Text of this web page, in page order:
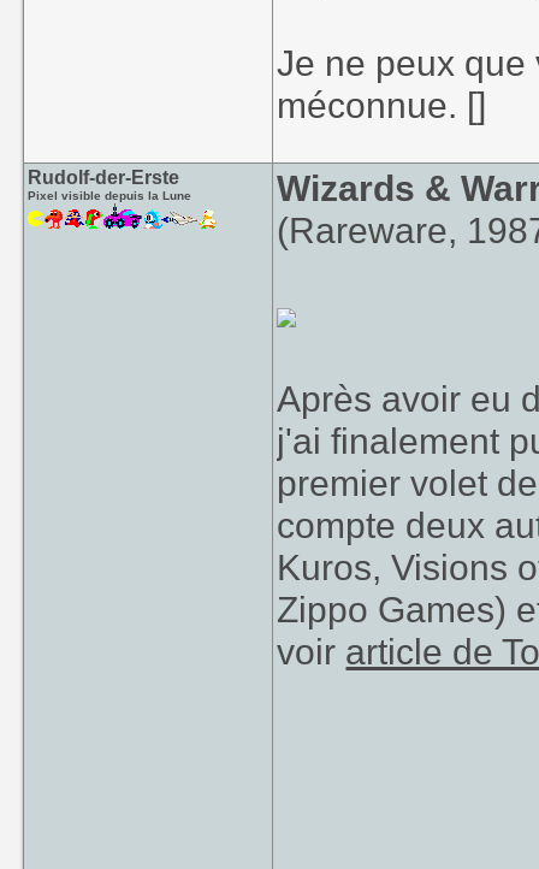
Je ne peux
méconnue. []
Rudolf-der-Erste
Pixel visible depuis la Lune
Wizards &
(Rareware,
Après avoir eu
j'ai finalement
premier volet
compte deux
Kuros, Visions
Zippo Games)
voir article de